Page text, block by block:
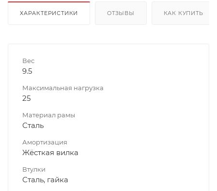
ХАРАКТЕРИСТИКИ ОТЗЫВЫ КАК КУПИТЬ
Вес
9.5
Максимальная нагрузка
25
Материал рамы
Сталь
Амортизация
Жёсткая вилка
Втулки
Сталь, гайка